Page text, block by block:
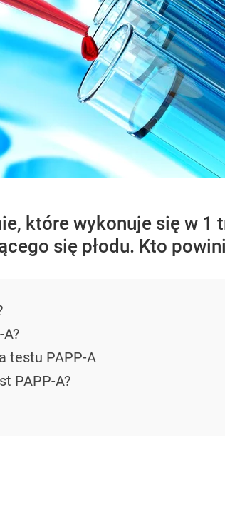
które wykonuje się w
się płodu. Kto
testu PAPP-A
PAPP-A?